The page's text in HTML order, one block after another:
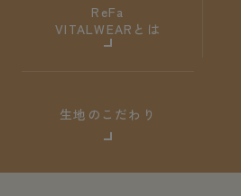
ReFa
VITALWEARとは
生地のこだわり